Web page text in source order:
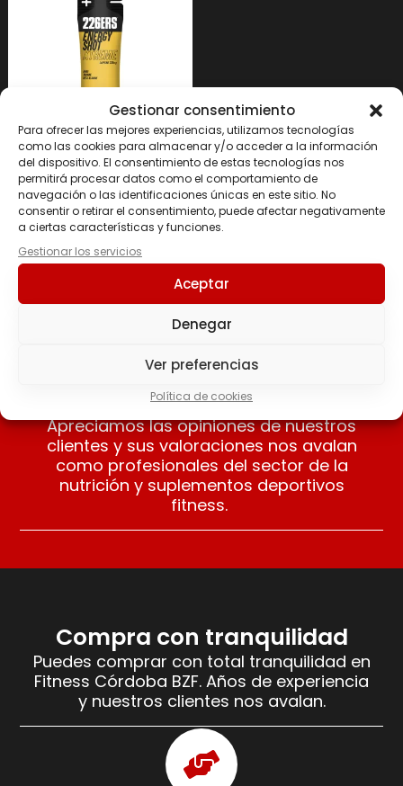
Gestionar consentimiento
Para ofrecer las mejores experiencias, utilizamos tecnologías
como las cookies para almacenar y/o acceder a la información
del dispositivo. El consentimiento de estas tecnologías nos
permitirá procesar datos como el comportamiento de
navegación o las identificaciones únicas en este sitio. No
consentir o retirar el consentimiento, puede afectar negativamente
a ciertas características y funciones.
Gestionar los servicios
Aceptar
Denegar
Ver preferencias
Política de cookies
ENERGY SHOT STICK
60ml
3.00€
Seleccionar
Nuestros clientes opinan
Apreciamos las opiniones de nuestros
clientes y sus valoraciones nos avalan
como profesionales del sector de la
nutrición y suplementos deportivos
fitness.
Compra con tranquilidad
Puedes comprar con total tranquilidad en
Fitness Córdoba BZF. Años de experiencia
y nuestros clientes nos avalan.